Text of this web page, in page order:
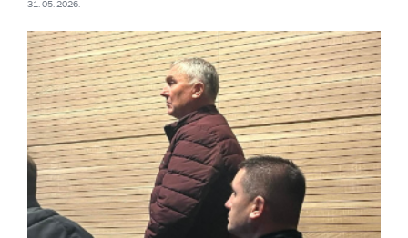
31. 05. 2026.